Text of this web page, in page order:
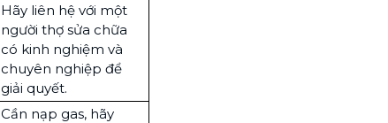
Hãy liên hệ với một
người thợ sửa chữa
có kinh nghiệm và
chuyên nghiệp để
giải quyết.
Cần nạp gas, hãy